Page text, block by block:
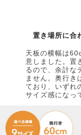
置き場所に合
天板の横幅は
意しました。置
るので、余計な
ません。奥行
ており、いずれ
サイズ感になっ